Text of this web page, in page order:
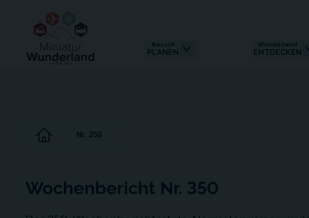
Besuch
PLANEN
Wunderland
ENTDECKEN
Nr. 350
Wochenbericht Nr. 350